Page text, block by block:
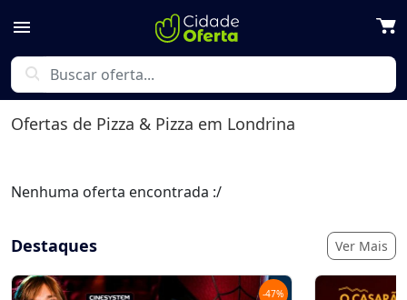
menu
search
Ofertas de Pizza & Pizza em Londrina
Nenhuma oferta encontrada :/
Destaques Ver Mais
-47%